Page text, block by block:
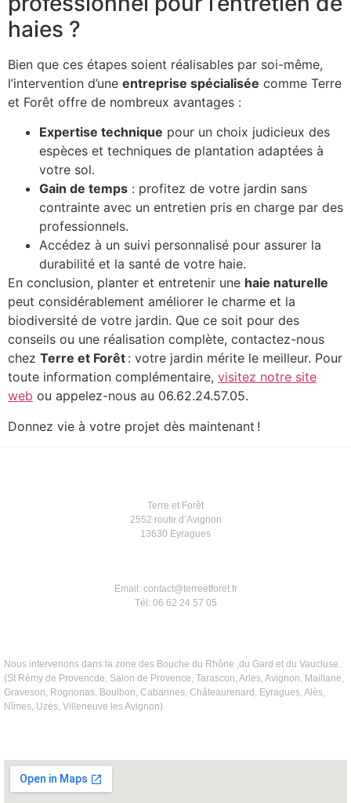
haies ?
Bien que ces étapes soient réalisables par soi-même,
l’intervention d’une entreprise spécialisée comme Terre
et Forêt offre de nombreux avantages :
Expertise technique pour un choix judicieux des
espèces et techniques de plantation adaptées à
votre sol.
Gain de temps : profitez de votre jardin sans
contrainte avec un entretien pris en charge par des
professionnels.
Accédez à un suivi personnalisé pour assurer la
durabilité et la santé de votre haie.
En conclusion, planter et entretenir une haie naturelle
peut considérablement améliorer le charme et la
biodiversité de votre jardin. Que ce soit pour des
conseils ou une réalisation complète, contactez-nous
chez Terre et Forêt : votre jardin mérite le meilleur. Pour
toute information complémentaire, visitez notre site
web ou appelez-nous au 06.62.24.57.05.
Donnez vie à votre projet dès maintenant !
Terre et Forêt
2552 route d’Avignon
13630 Eyragues
Email: contact@terreetforet.fr
Tél: 06 62 24 57 05
Nous intervenons dans la zone des Bouche du Rhône ,du Gard et du Vaucluse.
(St Rémy de Provencde, Salon de Provence, Tarascon, Arles, Avignon, Maillane,
Graveson, Rognonas, Boulbon, Cabannes, Châteaurenard, Eyragues, Alès,
Nîmes, Uzès, Villeneuve les Avignon)